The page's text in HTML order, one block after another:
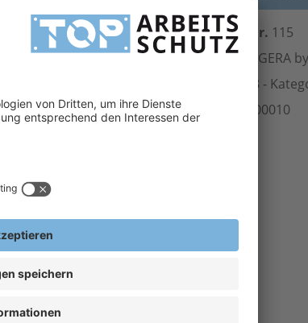
Ausführung von feinen Arbeiten mit hohem
über Schnittschutzhandschuh,
der Vielfalt derTEGERA®Handschuhe
Herst.-Art.-Nr. 115
Hersteller
TEGERA
EN 388 -
Art.-Nr.
105.00010